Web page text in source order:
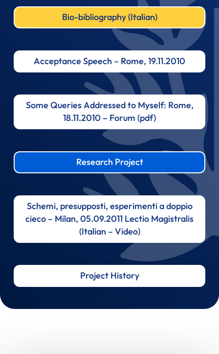
Bio-bibliography (Italian)
Acceptance Speech – Rome, 19.11.2010
Some Queries Addressed to Myself: Rome,
18.11.2010 – Forum (pdf)
Research Project
Schemi, presupposti, esperimenti a doppio
cieco – Milan, 05.09.2011 Lectio Magistralis
(Italian – Video)
Project History